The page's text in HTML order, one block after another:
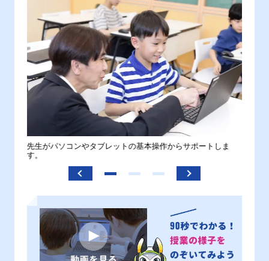
先生がパソコンやタブレットの基本操作からサポートしま
す。